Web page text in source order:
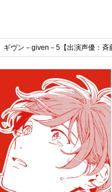
ギヴン－given－5【出演声優：斉